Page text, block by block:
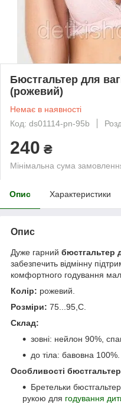
Бюстгальтер для
(рожевий)
Немає в наявності
Код: ds01114-pn-95b
240 ₴
Мінімальна сума
Опис Характеристики
Опис
Дуже гарний бюстгальтер
забезпечить відмінну
комфортного годування
Колір: рожевий.
Розміри: 75...95,С.
Склад:
зовні: нейлон 90%,
до тіла: бавовна 100%.
Особливості
Бретельки
рукою для годування